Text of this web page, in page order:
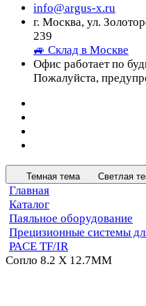
info@argus-x.ru
г. Москва, ул.
239
🚙 Склад в Москве
Офис работает по
Пожалуйста,
Темная тема Светлая
Главная
Каталог
Паяльное оборудование
Прецизионные системы
PACE TF/IR
Сопло 8.2 X 12.7MM